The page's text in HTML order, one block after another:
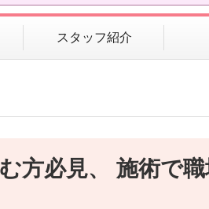
スタッフ紹介
方必見、 施術で